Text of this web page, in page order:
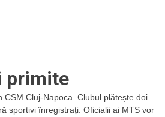
primite
CSM Cluj-Napoca. Clubul plătește doi
sportivi înregistrați. Oficialii ai MTS vor